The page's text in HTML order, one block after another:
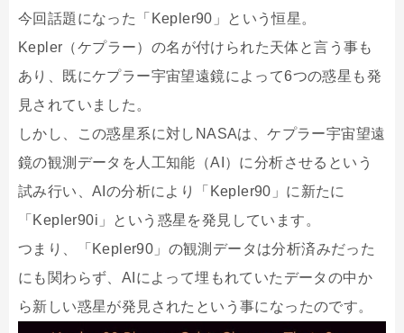
今回話題になった「Kepler90」という恒星。
Kepler（ケプラー）の名が付けられた天体と言う事も
あり、既にケプラー宇宙望遠鏡によって6つの惑星も発
見されていました。
しかし、この惑星系に対しNASAは、ケプラー宇宙望遠
鏡の観測データを人工知能（AI）に分析させるという
試み行い、AIの分析により「Kepler90」に新たに
「Kepler90i」という惑星を発見しています。
つまり、「Kepler90」の観測データは分析済みだった
にも関わらず、AIによって埋もれていたデータの中か
ら新しい惑星が発見されたという事になったのです。